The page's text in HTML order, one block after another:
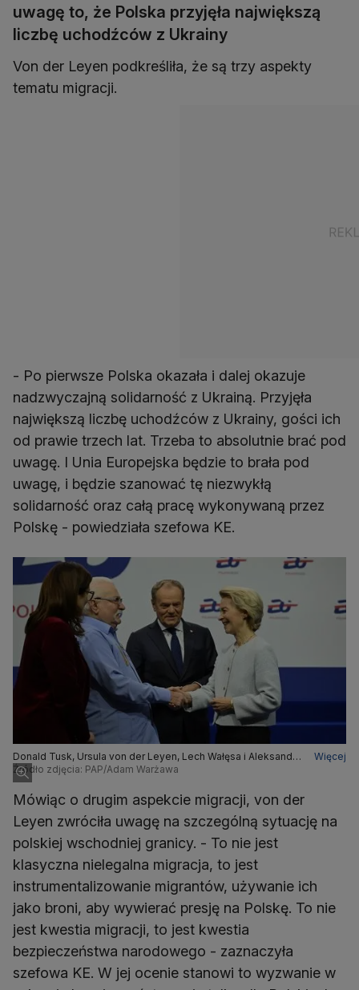
uwagę to, że Polska przyjęła największą
liczbę uchodźców z Ukrainy
Von der Leyen podkreśliła, że są trzy aspekty
tematu migracji.
- Po pierwsze Polska okazała i dalej okazuje
nadzwyczajną solidarność z Ukrainą. Przyjęła
największą liczbę uchodźców z Ukrainy, gości ich
od prawie trzech lat. Trzeba to absolutnie brać pod
uwagę. I Unia Europejska będzie to brała pod
uwagę, i będzie szanować tę niezwykłą
solidarność oraz całą pracę wykonywaną przez
Polskę - powiedziała szefowa KE.
Donald Tusk, Ursula von der Leyen, Lech Wałęsa i Aleksandra
Dulkiewicz
Więcej
Źródło zdjęcia: PAP/Adam Warżawa
Mówiąc o drugim aspekcie migracji, von der
Leyen zwróciła uwagę na szczególną sytuację na
polskiej wschodniej granicy. - To nie jest
klasyczna nielegalna migracja, to jest
instrumentalizowanie migrantów, używanie ich
jako broni, aby wywierać presję na Polskę. To nie
jest kwestia migracji, to jest kwestia
bezpieczeństwa narodowego - zaznaczyła
szefowa KE. W jej ocenie stanowi to wyzwanie w